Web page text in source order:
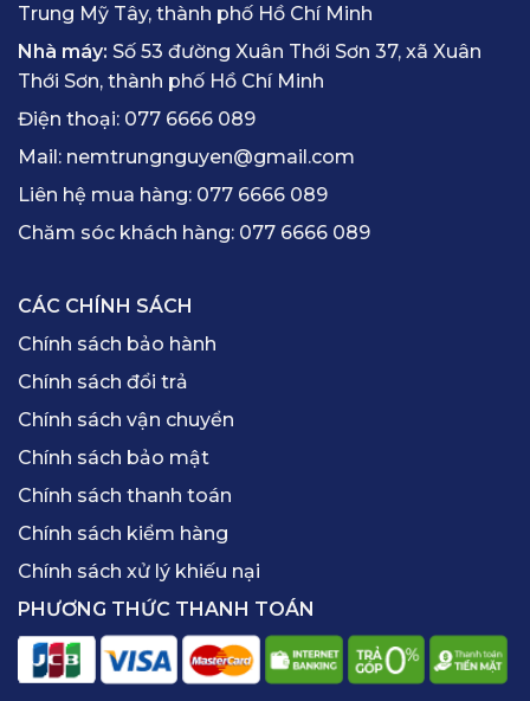
Trung Mỹ Tây, thành phố Hồ Chí Minh
Nhà máy: Số 53 đường Xuân Thới Sơn 37, xã Xuân
Thới Sơn, thành phố Hồ Chí Minh
Điện thoại: 077 6666 089
Mail: nemtrungnguyen@gmail.com
Liên hệ mua hàng: 077 6666 089
Chăm sóc khách hàng: 077 6666 089
CÁC CHÍNH SÁCH
Chính sách bảo hành
Chính sách đổi trả
Chính sách vận chuyển
Chính sách bảo mật
Chính sách thanh toán
Chính sách kiểm hàng
Chính sách xử lý khiếu nại
PHƯƠNG THỨC THANH TOÁN